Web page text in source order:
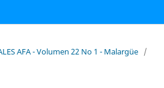
AFA - Volumen 22 No 1 - Malargüe /